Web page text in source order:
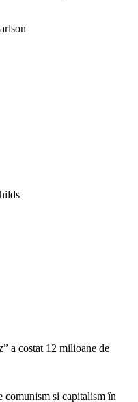
a costat 12 milioane de
comunism și capitalism în